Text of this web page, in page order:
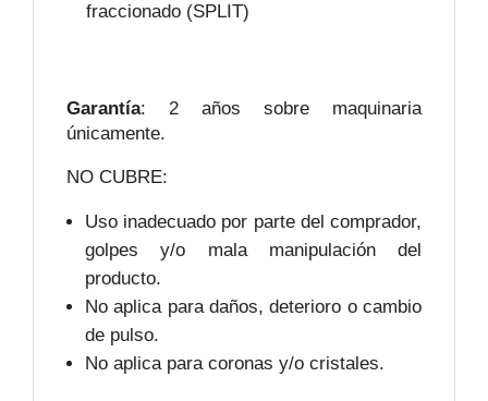
fraccionado (SPLIT)
Garantía: 2 años sobre maquinaria
únicamente.
NO CUBRE:
Uso inadecuado por parte del comprador,
golpes y/o mala manipulación del
producto.
No aplica para daños, deterioro o cambio
de pulso.
No aplica para coronas y/o cristales.